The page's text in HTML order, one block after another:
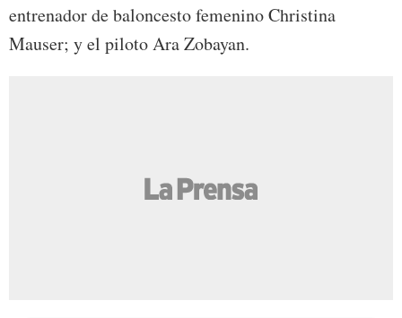
entrenador de baloncesto femenino Christina
Mauser; y el piloto Ara Zobayan.